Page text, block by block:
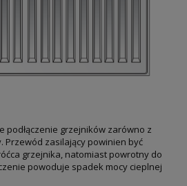
podłączenie grzejników zarówno z
Przewód zasilający powinien być
grzejnika, natomiast powrotny do
powoduje spadek mocy cieplnej